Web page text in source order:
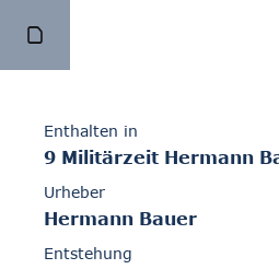
Enthalten in
9 Militärzeit Hermann
Urheber
Hermann Bauer
Entstehung